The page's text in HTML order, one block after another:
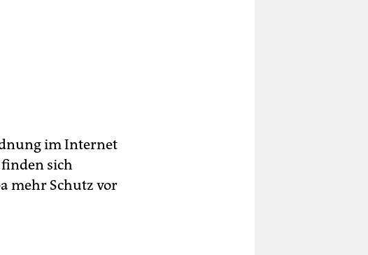
im Internet
sich
mehr Schutz vor